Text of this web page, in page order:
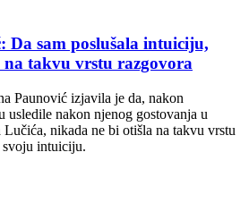
Da sam poslušala intuiciju,
takvu vrstu razgovora
Paunović izjavila je da, nakon
usledile nakon njenog gostovanja u
nikada ne bi otišla na takvu vrstu
svoju intuiciju.